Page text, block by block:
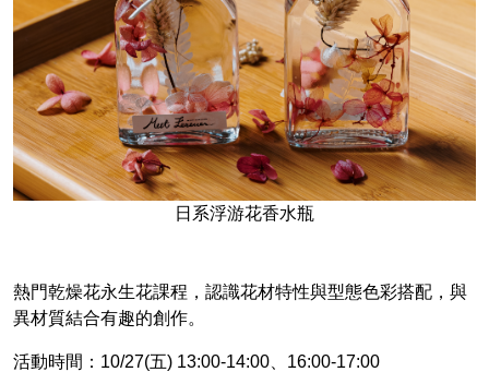
日系浮游花香水瓶
熱門乾燥花永生花課程，認識花材特性與型態色彩搭配，與
異材質結合有趣的創作。
活動時間：10/27(五) 13:00-14:00、16:00-17:00